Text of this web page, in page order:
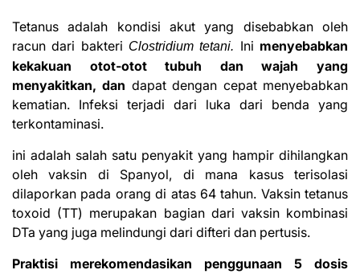
Tetanus adalah kondisi akutyang disebabkanoleh
racun dari bakteri Clostridium tetani. Ini menyebabkan
kekakuan otot-otot tubuh dan wajah yang
menyakitkan, dan dapat dengan cepat menyebabkan
kematian. Infeksi terjadi dari luka dari benda yang
terkontaminasi.
ini adalah salah satu penyakit yang hampir dihilangkan
oleh vaksin di Spanyol, di mana kasus terisolasi
dilaporkan pada orang di atas 64 tahun. Vaksin tetanus
toxoid (TT) merupakan bagian dari vaksin kombinasi
DTa yang juga melindungi dari difteri dan pertusis.
Praktisi merekomendasikan penggunaan 5 dosis